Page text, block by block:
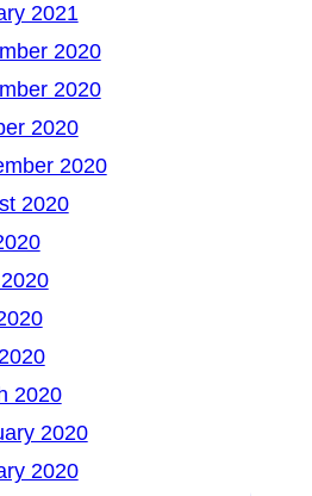
2021
2020
2020
2020
2020
2020
2020
2020
2020